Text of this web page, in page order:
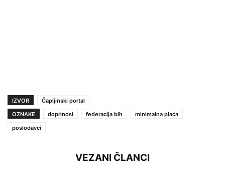
IZVOR
Čapljinski portal
OZNAKE
doprinosi federacija bih
minimalna plaća
poslodavci
VEZANI ČLANCI